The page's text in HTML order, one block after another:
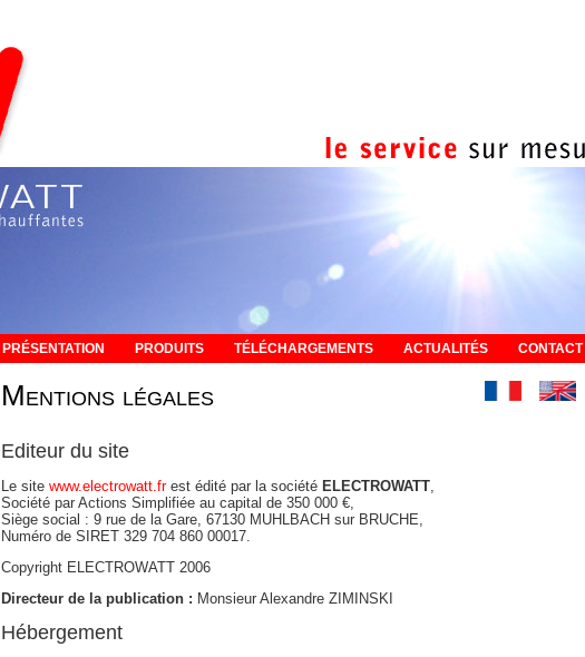
PRÉSENTATION PRODUITS TÉLÉCHARGEMENTS ACTUALITÉS CONTACT
Mentions légales
Editeur du site
Le site www.electrowatt.frest édité par la société ELECTROWATT,
Société par Actions Simplifiée au capital de 350 000 €,
Siège social : 9 rue de la Gare, 67130 MUHLBACH sur BRUCHE,
Numéro de SIRET 329 704 860 00017.
Copyright ELECTROWATT 2006
Directeur de la publication : Monsieur Alexandre ZIMINSKI
Hébergement